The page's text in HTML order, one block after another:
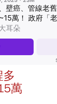
萬